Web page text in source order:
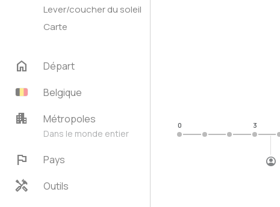
Lever/coucher du soleil
Carte
home
Départ
Belgique
apartment Métropoles
Dans le monde entier
flag Pays
handyman Outils
0 3